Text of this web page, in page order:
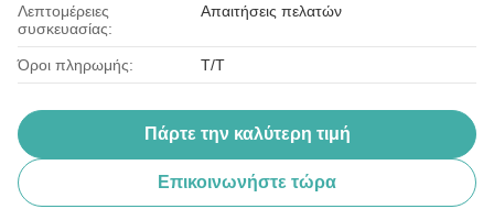
Λεπτομέρειες
συσκευασίας:
Απαιτήσεις πελατών
Όροι πληρωμής: Τ/Τ
Πάρτε την καλύτερη τιμή
Επικοινωνήστε τώρα